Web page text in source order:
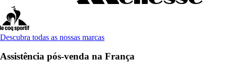
Descubra todas as nossas marcas
Assistência pós-venda na França